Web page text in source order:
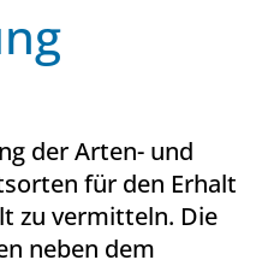
der Arten- und
für den Erhalt
zu vermitteln. Die
neben dem